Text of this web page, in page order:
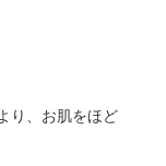
り、お肌をほど